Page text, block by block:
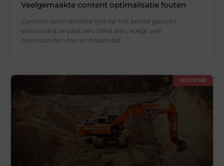
Veelgemaakte content optimalisatie fouten
Content optimalisatie lijkt op het eerste gezicht
eenvoudig: je past een tekst aan, voegt wat
zoekwoorden toe en hoopt dat
INDUSTRIE